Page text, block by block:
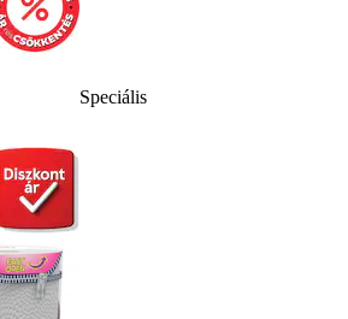
Speciális